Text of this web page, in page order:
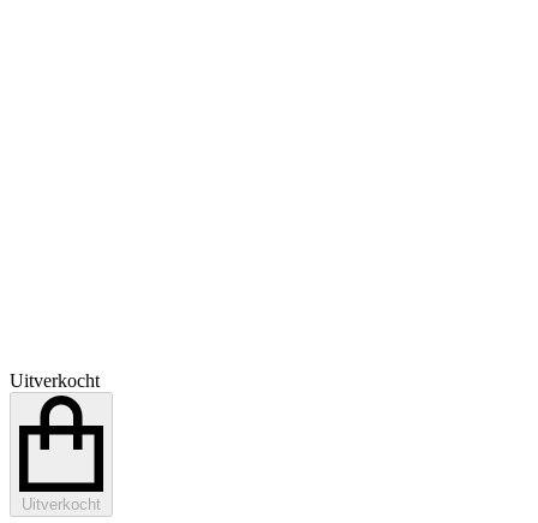
Uitverkocht
Uitverkocht